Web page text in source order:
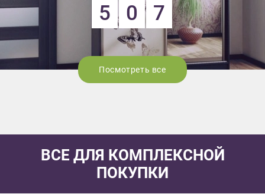
5 0 7
Посмотреть все
ВСЕ ДЛЯ КОМПЛЕКСНОЙ
ПОКУПКИ